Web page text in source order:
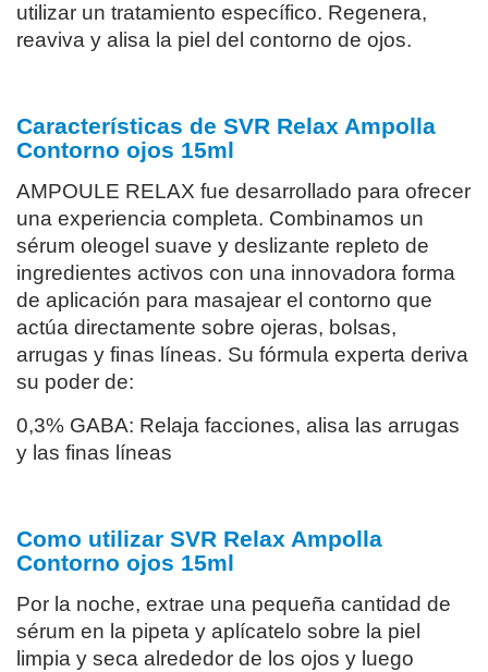
utilizar un tratamiento específico. Regenera,
reaviva y alisa la piel del contorno de ojos.
Características de SVR Relax Ampolla
Contorno ojos 15ml
AMPOULE RELAX fue desarrollado para ofrecer
una experiencia completa. Combinamos un
sérum oleogel suave y deslizante repleto de
ingredientes activos con una innovadora forma
de aplicación para masajear el contorno que
actúa directamente sobre ojeras, bolsas,
arrugas y finas líneas. Su fórmula experta deriva
su poder de:
0,3% GABA: Relaja facciones, alisa las arrugas
y las finas líneas
Como utilizar SVR Relax Ampolla
Contorno ojos 15ml
Por la noche, extrae una pequeña cantidad de
sérum en la pipeta y aplícatelo sobre la piel
limpia y seca alrededor de los ojos y luego